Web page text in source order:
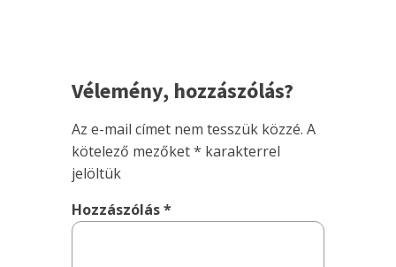
Vélemény, hozzászólás?
Az e-mail címet nem tesszük közzé. A
kötelező mezőket* karakterrel
jelöltük
Hozzászólás*